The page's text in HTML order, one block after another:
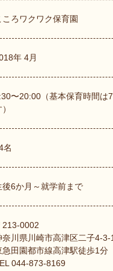
ころワクワク保育園
年 4月
〜20:00（基本保育時間は
名
後6か月～就学前まで
213-0002
奈川県川崎市高津区二子4-3-
急田園都市線高津駅徒歩1分
044-873-8169